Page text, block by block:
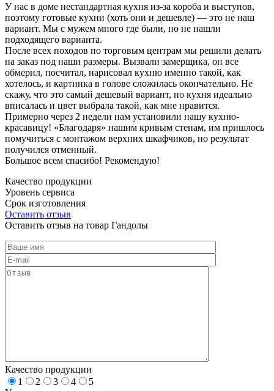
У нас в доме нестандартная кухня из-за короба и выступов,
поэтому готовые кухни (хоть они и дешевле) — это не наш
вариант. Мы с мужем много где были, но не нашли
подходящего варианта.
После всех походов по торговым центрам мы решили делать
на заказ под наши размеры. Вызвали замерщика, он все
обмерил, посчитал, нарисовал кухню именно такой, как
хотелось, и картинка в голове сложилась окончательно. Не
скажу, что это самый дешевый вариант, но кухня идеально
вписалась и цвет выбрала такой, как мне нравится.
Примерно через 2 недели нам установили нашу кухню-
красавицу! «Благодаря» нашим кривым стенам, им пришлось
помучиться с монтажом верхних шкафчиков, но результат
получился отменный.
Большое всем спасибо! Рекомендую!
Качество продукции
Уровень сервиса
Срок изготовления
Оставить отзыв
Оставить отзыв на товар Гандолы
Качество продукции
1
2 3 4
5